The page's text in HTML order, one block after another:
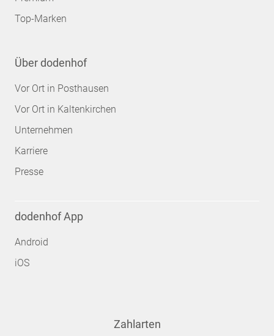
Top-Marken
Über dodenhof
Vor Ort in Posthausen
Vor Ort in Kaltenkirchen
Unternehmen
Karriere
Presse
dodenhof App
Android
iOS
Zahlarten